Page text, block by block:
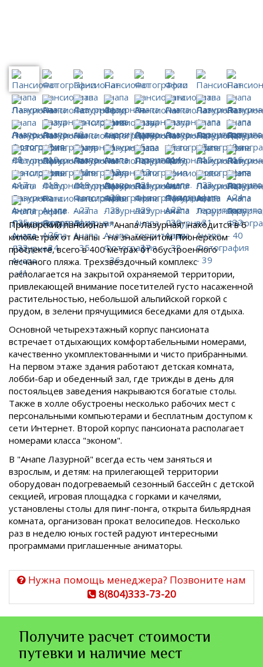
Приморский пансионат "Анапа Лазурная" находится в 6
километрах от Анапы - на знаменитом Пионерском
проспекте, всего в 400 метрах от обустроенного
песчаного пляжа. Трехзвездочный комплекс
располагается на закрытой охраняемой территории,
привлекающей внимание посетителей густо насаженной
растительностью, небольшой альпийской горкой с
прудом, в зелени прячущимися беседками для отдыха.
Основной четырехэтажный корпус пансионата
встречает отдыхающих комфортабельными номерами,
качественно укомплектованными и чисто прибранными.
На первом этаже здания работают детская комната,
лобби-бар и обеденный зал, где трижды в день для
постояльцев заведения накрываются богатые столы.
Также в холле обустроены несколько рабочих мест с
персональными компьютерами и бесплатным доступом к
сети Интернет. Второй корпус пансионата располагает
номерами класса "эконом".
В "Анапе Лазурной" всегда есть чем заняться и
взрослым, и детям: на прилегающей территории
оборудован подогреваемый сезонный бассейн с детской
секцией, игровая площадка с горками и качелями,
установлены столы для пинг-понга, открыта бильярдная
комната, организован прокат велосипедов. Несколько
раз в неделю юных гостей радуют интересными
программами приглашенные аниматоры.
Нужна помощь менеджера? Позвоните нам
8(804)333-73-20
Получите расчет стоимости
путевки и наличие мест